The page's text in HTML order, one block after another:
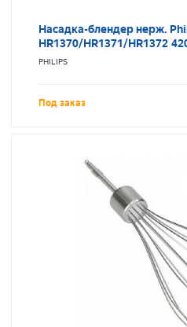
Насадка-блендер нерж.
HR1370/HR1371/HR1372
PHILIPS
Под заказ